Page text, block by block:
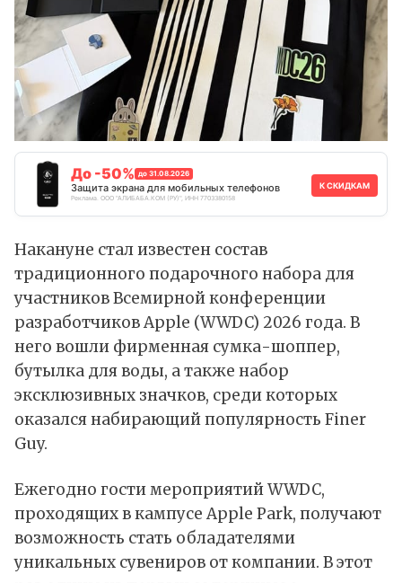
До -50% до 31.08.2026
Защита экрана для мобильных телефонов
Реклама. ООО "АЛИБАБА.КОМ (РУ)", ИНН 7703380158
К СКИДКАМ
Накануне стал известен состав
традиционного подарочного набора для
участников Всемирной конференции
разработчиков Apple (WWDC) 2026 года. В
него вошли фирменная сумка-шоппер,
бутылка для воды, а также набор
эксклюзивных значков, среди которых
оказался набирающий популярность Finer
Guy.
Ежегодно гости мероприятий WWDC,
проходящих в кампусе Apple Park, получают
возможность стать обладателями
уникальных сувениров от компании. В этот